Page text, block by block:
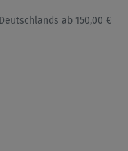
ab 150,00 €